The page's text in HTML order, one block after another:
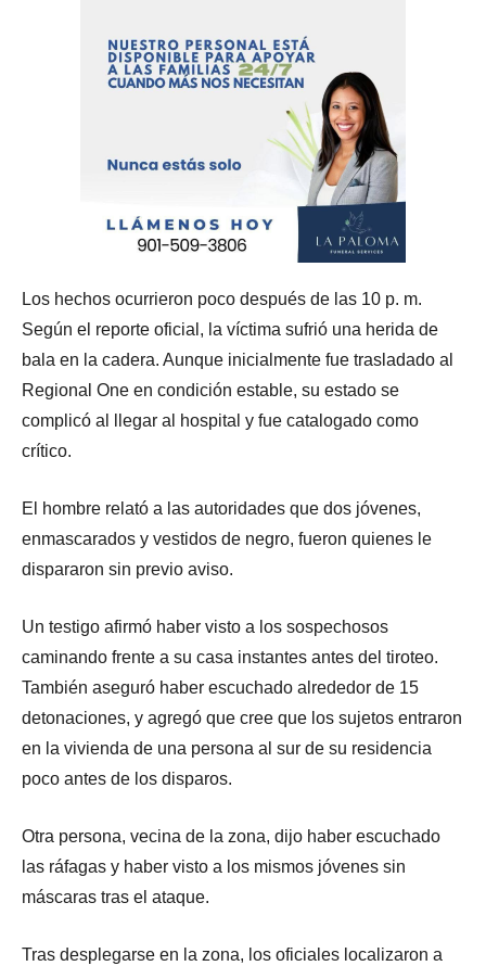
Los hechos ocurrieron poco después de las 10 p. m.
Según el reporte oficial, la víctima sufrió una herida de
bala en la cadera. Aunque inicialmente fue trasladado al
Regional One en condición estable, su estado se
complicó al llegar al hospital y fue catalogado como
crítico.
El hombre relató a las autoridades que dos jóvenes,
enmascarados y vestidos de negro, fueron quienes le
dispararon sin previo aviso.
Un testigo afirmó haber visto a los sospechosos
caminando frente a su casa instantes antes del tiroteo.
También aseguró haber escuchado alrededor de 15
detonaciones, y agregó que cree que los sujetos entraron
en la vivienda de una persona al sur de su residencia
poco antes de los disparos.
Otra persona, vecina de la zona, dijo haber escuchado
las ráfagas y haber visto a los mismos jóvenes sin
máscaras tras el ataque.
Tras desplegarse en la zona, los oficiales localizaron a